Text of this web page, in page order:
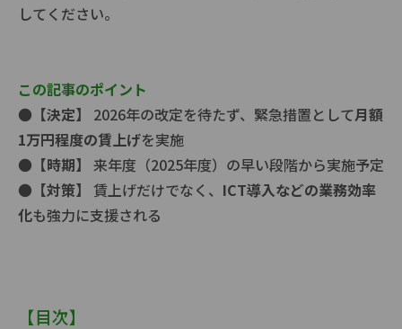
してください。
この記事のポイント
● 【決定】 2026年の改定を待たず、緊急措置として月額
1万円程度の賃上げを実施
● 【時期】 来年度（2025年度）の早い段階から実施予定
● 【対策】 賃上げだけでなく、 ICT導入などの業務効率
化も強力に支援される
【目次】